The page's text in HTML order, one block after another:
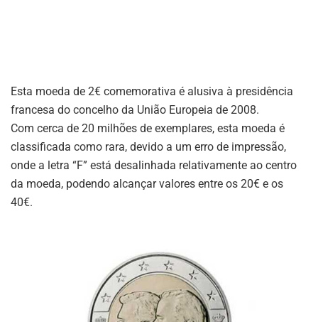
Esta moeda de 2€ comemorativa é alusiva à presidência
francesa do concelho da União Europeia de 2008.
Com cerca de 20 milhões de exemplares, esta moeda é
classificada como rara, devido a um erro de impressão,
onde a letra “F” está desalinhada relativamente ao centro
da moeda, podendo alcançar valores entre os 20€ e os
40€.